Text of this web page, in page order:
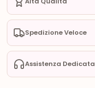
Spedizione Veloce
Assistenza Dedicata